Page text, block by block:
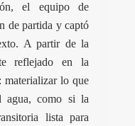
el equipo de
de partida y captó
A partir de la
reflejado en la
materializar lo que
agua, como si la
lista para